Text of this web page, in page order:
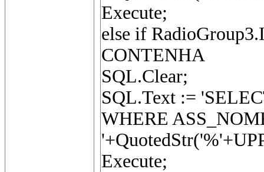
Execute;
else if
CONTENHA
SQL.Clear;
SQL.Text :=
WHERE
Execute;